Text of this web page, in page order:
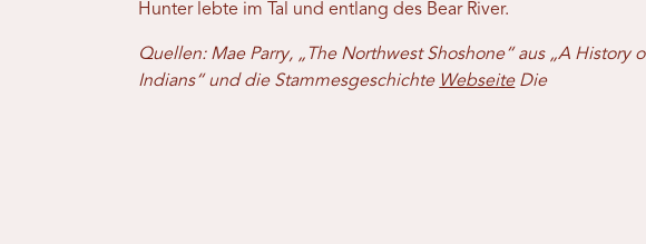
Hunter lebte im Tal und entlang des Bear River.
Quellen: Mae Parry, „The Northwest Shoshone“ aus „A History
Indians“ und die Stammesgeschichte WebseiteDie